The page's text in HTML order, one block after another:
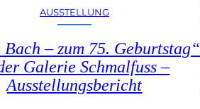
AUSSTELLUNG
– zum 75. Geburtstag“
Galerie Schmalfuss –
Ausstellungsbericht